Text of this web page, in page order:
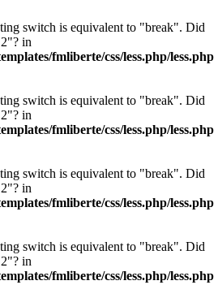
switch is equivalent to "break". Did
in
fmliberte/css/less.php/less.php
switch is equivalent to "break". Did
in
fmliberte/css/less.php/less.php
switch is equivalent to "break". Did
in
fmliberte/css/less.php/less.php
switch is equivalent to "break". Did
in
fmliberte/css/less.php/less.php